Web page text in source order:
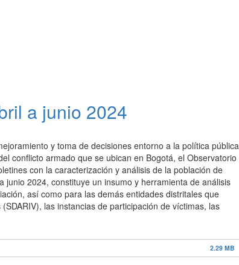
a junio 2024
y toma de decisiones entorno a la política pública
conflicto armado que se ubican en Bogotá, el Observatorio
con la caracterización y análisis de la población de
2024, constituye un insumo y herramienta de análisis
así como para las demás entidades distritales que
las instancias de participación de víctimas, las
2.29 MB